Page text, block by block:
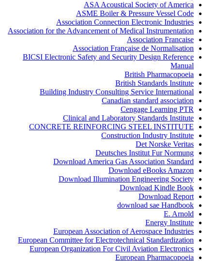
ASA Acoustical Society of America
ASME Boiler & Pressure Vessel Code
Association Connection Electronic Industries
Association for the Advancement of Medical Instrumentation
Association Francaise
Association Française de Normalisation
BICSI Electronic Safety and Security Design Reference
Manual
British Pharmacopoeia
British Standards Institute
Building Industry Consulting Service International
Canadian standard association
Cengage Learning PTR
Clinical and Laboratory Standards Institute
CONCRETE REINFORCING STEEL INSTITUTE
Construction Industry Institute
Det Norske Veritas
Deutsches Institut Fur Normung
Download America Gas Association Standard
Download eBooks Amazon
Download Illumination Engineering Society
Download Kindle Book
Download Report
download sae Handbook
E. Arnold
Energy Institute
European Association of Aerospace Industries
European Committee for Electrotechnical Standardization
European Organization For Civil Aviation Electronics
European Pharmacopoeia